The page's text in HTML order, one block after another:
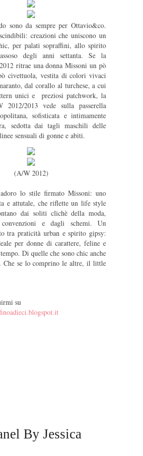
sono da sempre per Ottavio&co.
creazioni che uniscono un
per palati sopraffini, allo spirito
degli anni settanta. Se la
ritrae una donna Missoni un pò
civettuola, vestita di colori vivaci
dal corallo al turchese, a cui
unici e
preziosi patchwork, la
2012/2013 vede sulla passerella
sofisticata e intimamente
sedotta dai tagli maschili delle
sensuali di gonne e abiti.
(A/W 2012)
adoro lo stile firmato Missoni: uno
e attutale, che riflette un life style
dai soliti clichè della moda,
e dagli schemi. Un
tra praticità urban e spirito gipsy:
per donne di carattere, feline e
Di quelle che sono chic anche
Che se lo comprino le altre, il little
su
By Jessica